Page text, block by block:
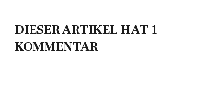
DIESER ARTIKEL HAT 1
KOMMENTAR